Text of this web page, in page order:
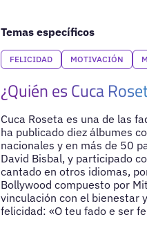
Temas específicos
FELICIDAD MOTIVACIÓN
¿Quién es Cuca
Cuca Roseta es una de las
ha publicado diez álbumes
nacionales y en más de 50
David Bisbal, y participado
cantado en otros idiomas,
Bollywood compuesto por
vinculación con el bienestar
felicidad: «O teu fado e ser